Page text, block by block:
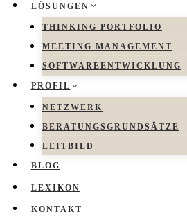
LÖSUNGEN
THINKING PORTFOLIO
MEETING MANAGEMENT
SOFTWAREENTWICKLUNG
PROFIL
NETZWERK
BERATUNGSGRUNDSÄTZE
LEITBILD
BLOG
LEXIKON
KONTAKT